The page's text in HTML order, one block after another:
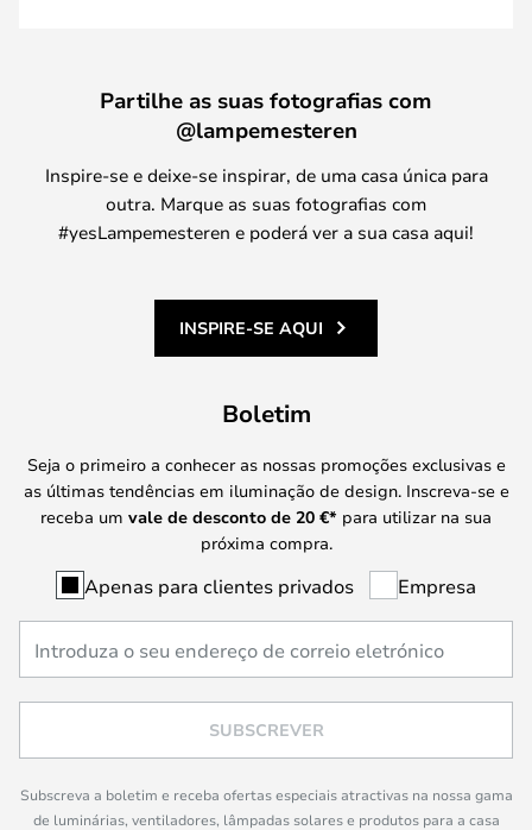
Partilhe as suas fotografias com
@lampemesteren
Inspire-se e deixe-se inspirar, de uma casa única para
outra. Marque as suas fotografias com
#yesLampemesteren e poderá ver a sua casa aqui!
INSPIRE-SE AQUI
Boletim
Seja o primeiro a conhecer as nossas promoções exclusivas e
as últimas tendências em iluminação de design. Inscreva-se e
receba um vale de desconto de 20 €* para utilizar na sua
próxima compra.
Apenas para clientes privados Empresa
SUBSCREVER
Subscreva a boletim e receba ofertas especiais atractivas na nossa gama
de luminárias, ventiladores, lâmpadas solares e produtos para a casa